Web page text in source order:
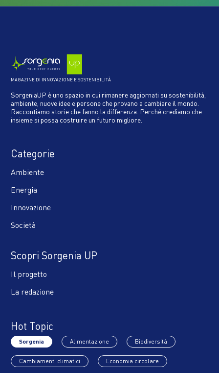
MAGAZINE DI INNOVAZIONE E SOSTENIBILITÀ
SorgeniaUP è uno spazio in cui rimanere aggiornati su sostenibilità,
ambiente, nuove idee e persone che provano a cambiare il mondo.
Raccontiamo storie che fanno la differenza. Perché crediamo che
insieme si possa costruire un futuro migliore.
Categorie
Ambiente
Energia
Innovazione
Società
Scopri Sorgenia UP
Il progetto
La redazione
Hot Topic
Sorgenia Alimentazione Biodiversità
Cambiamenti climatici Economia circolare